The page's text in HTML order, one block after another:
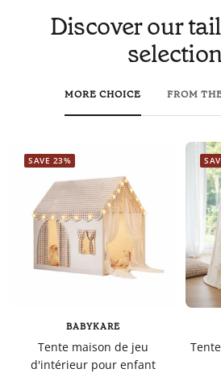
Discover our
MORE CHOICE FROM
SAVE 23%
BABYKARE
Tente maison de jeu
d'intérieur pour enfant